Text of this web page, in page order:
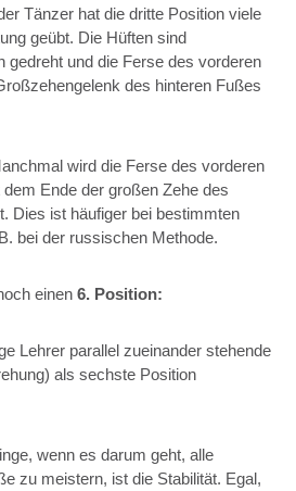
Tänzer hat die dritte Position viele
geübt. Die Hüften sind
gedreht und die Ferse des vorderen
des hinteren Fußes
wird die Ferse des vorderen
Ende der großen Zehe des
Dies ist häufiger bei bestimmten
bei der russischen Methode.
einen 6. Position:
Lehrer parallel zueinander stehende
als sechste Position
wenn es darum geht, alle
zu meistern, ist die Stabilität. Egal,